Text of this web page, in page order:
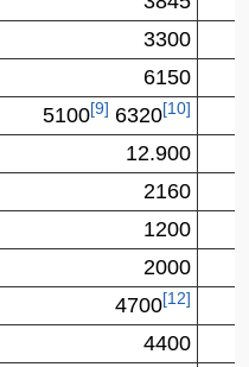
3300
6150
5100[9] 6320[10]
12.900
2160
1200
2000
4700[12]
4400